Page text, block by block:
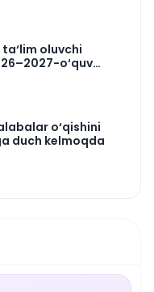
oluvchi
o‘quv
o‘qishini
duch kelmoqda